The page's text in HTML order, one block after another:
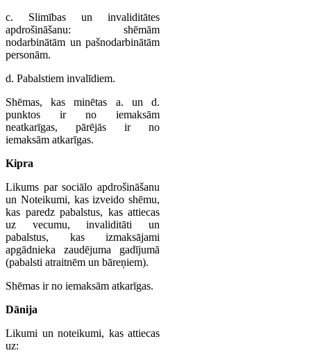
c. Slimības un invaliditātes
apdrošināšanu: shēmām
nodarbinātām un pašnodarbinātām
personām.
d. Pabalstiem invalīdiem.
Shēmas, kas minētas a. un d.
punktos ir no iemaksām
neatkarīgas, pārējās ir no
iemaksām atkarīgas.
Kipra
Likums par sociālo apdrošināšanu
un Noteikumi, kas izveido shēmu,
kas paredz pabalstus, kas attiecas
uz vecumu, invaliditāti un
pabalstus, kas izmaksājami
apgādnieka zaudējuma gadījumā
(pabalsti atraitnēm un bāreņiem).
Shēmas ir no iemaksām atkarīgas.
Dānija
Likumi un noteikumi, kas attiecas
uz: